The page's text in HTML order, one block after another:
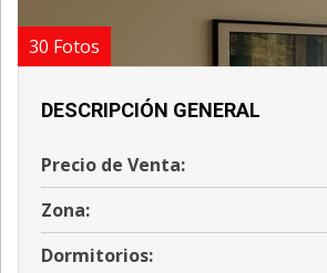
30 Fotos
DESCRIPCIÓN GENERAL
Precio de Venta:
Zona:
Dormitorios: